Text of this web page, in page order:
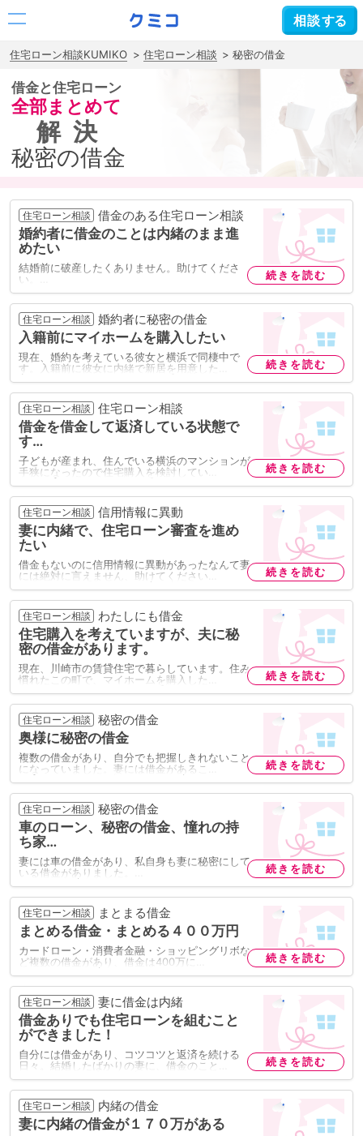
住宅ローン相談KUMIKO 住宅ローン相談 秘密の借金
借金と住宅ローン
全部まとめて
解決
秘密の借金
住宅ローン相談 借金のある住宅ローン相談
婚約者に借金のことは内緒のまま進
めたい
結婚前に破産したくありません。助けてくださ
い。…
続きを読む
住宅ローン相談 婚約者に秘密の借金
入籍前にマイホームを購入したい
現在、婚約を考えている彼女と横浜で同棲中で
す。入籍前に彼女に内緒で新居を用意した…
続きを読む
住宅ローン相談 住宅ローン相談
借金を借金して返済している状態で
す…
子どもが産まれ、住んでいる横浜のマンションが
手狭になったので住宅購入を検討してい…
続きを読む
住宅ローン相談 信用情報に異動
妻に内緒で、住宅ローン審査を進め
たい
借金もないのに信用情報に異動があったなんて妻
には絶対に言えません、助けてください…
続きを読む
住宅ローン相談 わたしにも借金
住宅購入を考えていますが、夫に秘
密の借金があります。
現在、川崎市の賃貸住宅で暮らしています。住み
慣れたこの町で、マイホームを購入した…
続きを読む
住宅ローン相談 秘密の借金
奥様に秘密の借金
複数の借金があり、自分でも把握しきれないこと
になっていました。妻には借金があるこ…
続きを読む
住宅ローン相談 秘密の借金
車のローン、秘密の借金、憧れの持
ち家…
妻には車の借金があり、私自身も妻に秘密にして
いる借金がありました。…
続きを読む
住宅ローン相談 まとまる借金
まとめる借金・まとめる４００万円
カードローン・消費者金融・ショッピングリボな
ど複数の借金があり、借金は400万に…
続きを読む
住宅ローン相談 妻に借金は内緒
借金ありでも住宅ローンを組むこと
ができました！
自分には借金があり、コツコツと返済を続ける
日々。結婚したばかりの妻に、借金のこと…
続きを読む
住宅ローン相談 内緒の借金
妻に内緒の借金が１７０万がある
相談する